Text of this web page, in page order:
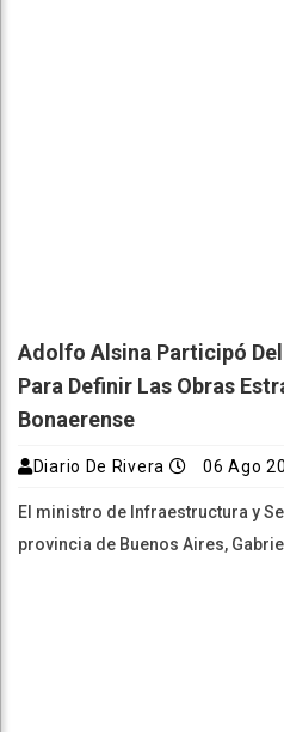
Adolfo Alsina Participó
Para Definir Las Obras
Bonaerense
Diario De Rivera 06 Ago
El ministro de Infraestructura y
provincia de Buenos Aires,